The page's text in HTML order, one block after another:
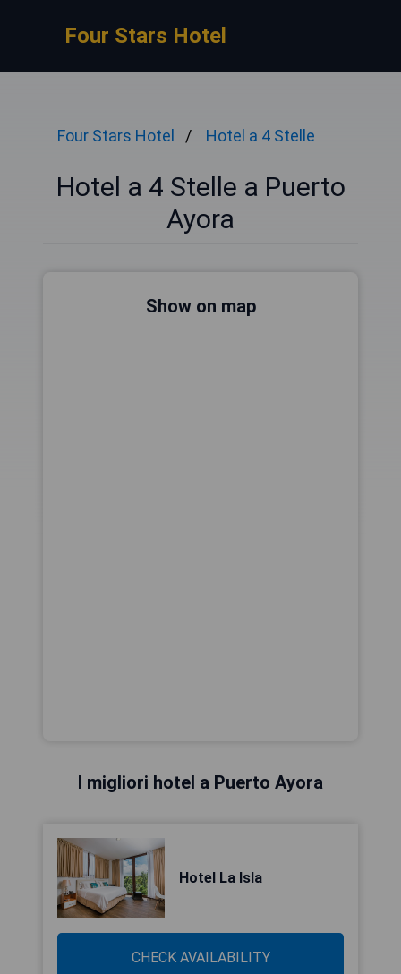
Four Stars Hotel
Four Stars Hotel Hotel a 4 Stelle
Hotel a 4 Stelle a Puerto
Ayora
Show on map
I migliori hotel a Puerto Ayora
Hotel La Isla
CHECK AVAILABILITY